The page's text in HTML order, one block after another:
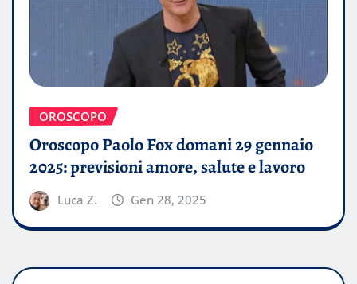
OROSCOPO
Oroscopo Paolo Fox domani 29 gennaio
2025: previsioni amore, salute e lavoro
Luca Z. Gen 28, 2025